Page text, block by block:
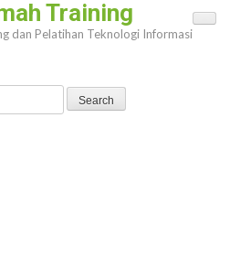
Training
dan Pelatihan Teknologi Informasi